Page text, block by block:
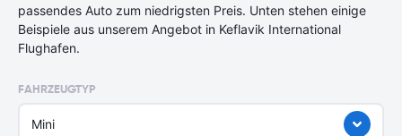
passendes Auto zum niedrigsten Preis. Unten stehen einige
Beispiele aus unserem Angebot in Keflavik International
Flughafen.
FAHRZEUGTYP
Mini